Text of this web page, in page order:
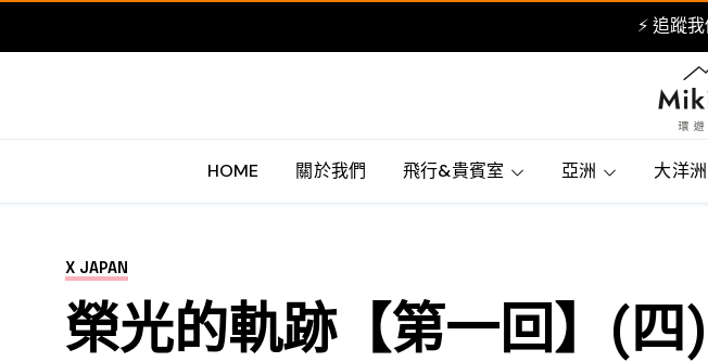
⚡ 追蹤
HOME 關於我們 飛行&貴賓室 亞洲 大洋洲
X JAPAN
榮光的軌跡【第一回】(